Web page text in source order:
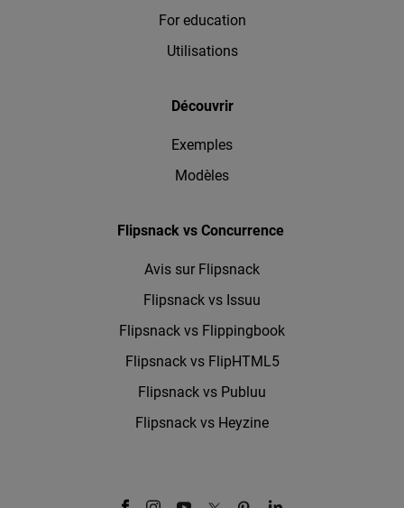
For education
Utilisations
Découvrir
Exemples
Modèles
Flipsnack vs Concurrence
Avis sur Flipsnack
Flipsnack vs Issuu
Flipsnack vs Flippingbook
Flipsnack vs FlipHTML5
Flipsnack vs Publuu
Flipsnack vs Heyzine